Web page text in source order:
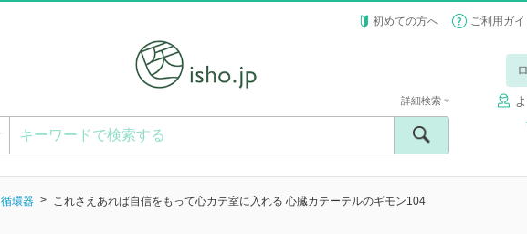
初めての方へ ご利用ガイ
詳細検索
循環器 これさえあれば自信をもって心カテ室に入れる 心臓カテーテルのギモン104